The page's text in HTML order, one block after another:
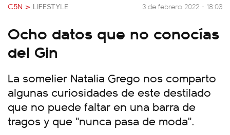
C5N > LIFESTYLE 3 de febrero 2022 - 18:03
Ocho datos que no conocías
del Gin
La somelier Natalia Grego nos comparto
algunas curiosidades de este destilado
que no puede faltar en una barra de
tragos y que "nunca pasa de moda".